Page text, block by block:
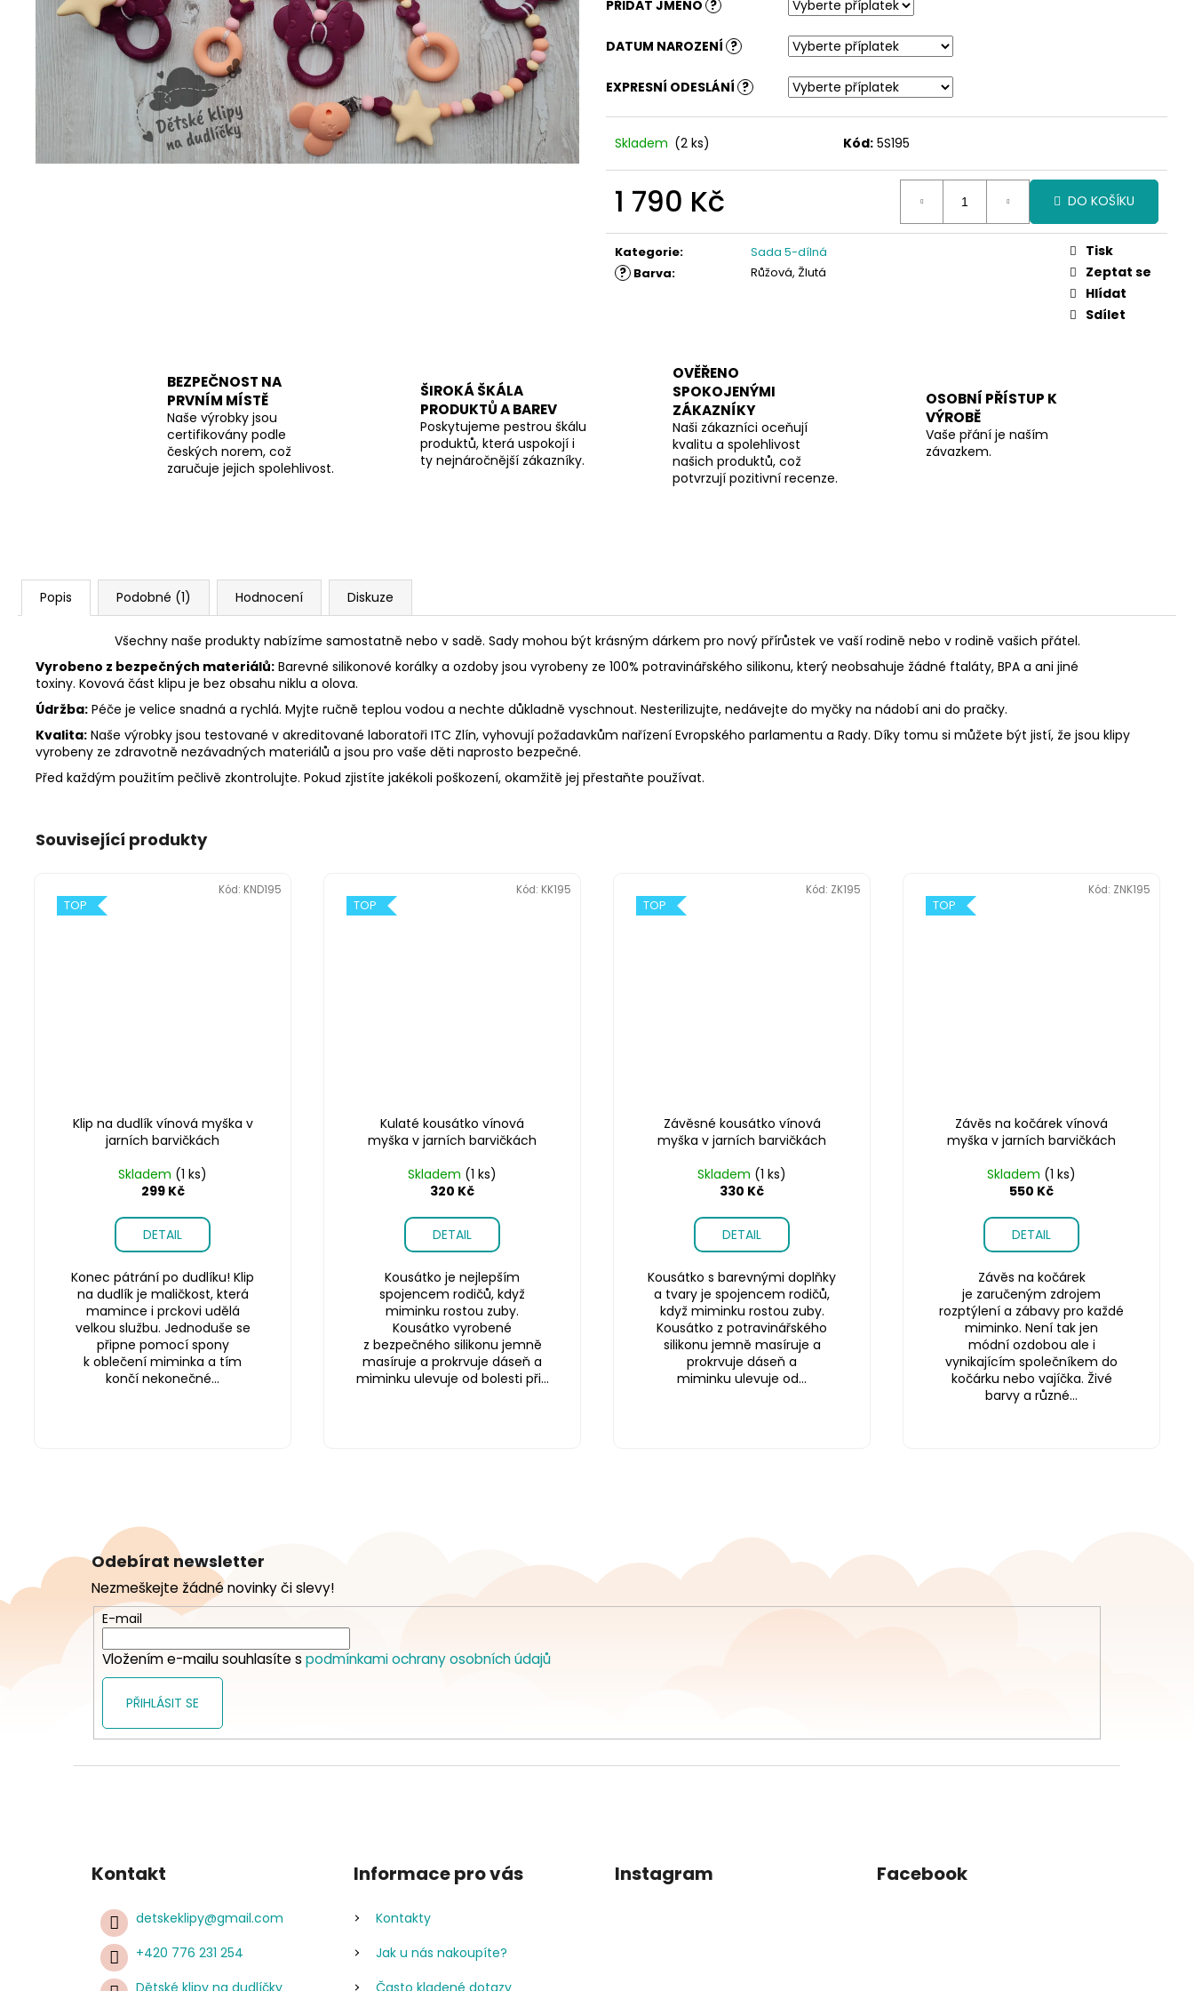
PŘIDAT JMÉNO ?
DATUM NAROZENÍ ?
EXPRESNÍ ODESLÁNÍ ?
Skladem (2 ks) Kód: 5S195
1 790 Kč
cena:
DO KOŠÍKU
Kategorie: Sada 5-dílná
? Barva: Růžová, Žlutá
Tisk
Zeptat se
Hlídat
Sdílet
BEZPEČNOST NA
PRVNÍM MÍSTĚ
Naše výrobky jsou
certifikovány podle
českých norem, což
zaručuje jejich spolehlivost.
ŠIROKÁ ŠKÁLA
PRODUKTŮ A BAREV
Poskytujeme pestrou škálu
produktů, která uspokojí i
ty nejnáročnější zákazníky.
OVĚŘENO
SPOKOJENÝMI
ZÁKAZNÍKY
Naši zákazníci oceňují
kvalitu a spolehlivost
našich produktů, což
potvrzují pozitivní recenze.
OSOBNÍ PŘÍSTUP K
VÝROBĚ
Vaše přání je naším
závazkem.
Popis Podobné (1) Hodnocení Diskuze
Všechny naše produkty nabízíme samostatně nebo v sadě. Sady mohou být krásným dárkem pro nový přírůstek ve vaší rodině nebo v rodině vašich přátel.
Vyrobeno z bezpečných materiálů: Barevné silikonové korálky a ozdoby jsou vyrobeny ze 100% potravinářského silikonu, který neobsahuje žádné ftaláty, BPA a ani jiné
toxiny. Kovová část klipu je bez obsahu niklu a olova.
Údržba: Péče je velice snadná a rychlá. Myjte ručně teplou vodou a nechte důkladně vyschnout. Nesterilizujte, nedávejte do myčky na nádobí ani do pračky.
Kvalita: Naše výrobky jsou testované v akreditované laboratoři ITC Zlín, vyhovují požadavkům nařízení Evropského parlamentu a Rady. Díky tomu si můžete být jistí, že jsou klipy
vyrobeny ze zdravotně nezávadných materiálů a jsou pro vaše děti naprosto bezpečné.
Před každým použitím pečlivě zkontrolujte. Pokud zjistíte jakékoli poškození, okamžitě jej přestaňte používat.
Související produkty
TOP
Klip na dudlík vínová myška v
jarních barvičkách
Skladem (1 ks)
299 Kč
DETAIL
Konec pátrání po dudlíku! Klip
na dudlík je maličkost, která
mamince i prckovi udělá
velkou službu. Jednoduše se
připne pomocí spony
k oblečení miminka a tím
končí nekonečné...
Kód: KND195
TOP
Kulaté kousátko vínová
myška v jarních barvičkách
Skladem (1 ks)
320 Kč
DETAIL
Kousátko je nejlepším
spojencem rodičů, když
miminku rostou zuby.
Kousátko vyrobené
z bezpečného silikonu jemně
masíruje a prokrvuje dáseň a
miminku ulevuje od bolesti při...
Kód: KK195
TOP
Závěsné kousátko vínová
myška v jarních barvičkách
Skladem (1 ks)
330 Kč
DETAIL
Kousátko s barevnými doplňky
a tvary je spojencem rodičů,
když miminku rostou zuby.
Kousátko z potravinářského
silikonu jemně masíruje a
prokrvuje dáseň a
miminku ulevuje od...
Kód: ZK195
TOP
Závěs na kočárek vínová
myška v jarních barvičkách
Skladem (1 ks)
550 Kč
DETAIL
Závěs na kočárek
je zaručeným zdrojem
rozptýlení a zábavy pro každé
miminko. Není tak jen
módní ozdobou ale i
vynikajícím společníkem do
kočárku nebo vajíčka. Živé
barvy a různé...
Kód: ZNK195
a
Odebírat newsletter
Nezmeškejte žádné novinky či slevy!
E-mail
Vložením e-mailu souhlasíte s podmínkami ochrany osobních údajů
PŘIHLÁSIT SE
Kontakt
detskeklipy@gmail.com
+420 776 231 254
Dětské klipy na dudlíčky
Informace pro vás
Kontakty
Jak u nás nakoupíte?
Často kladené dotazy
Instagram Facebook